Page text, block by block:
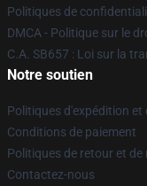
Politiques de
DMCA - Politique sur le
C.A. SB657 : Loi sur la
Notre soutien
Politiques d'expédition et
Conditions de paiement
Politiques de retour et
Contactez-nous